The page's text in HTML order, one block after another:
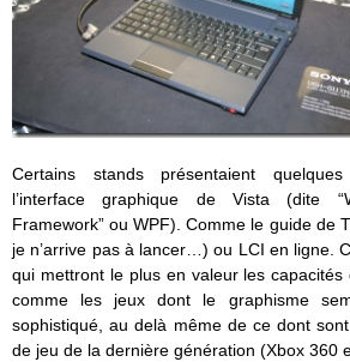
Certains stands présentaient
l’interface graphique de Vista (dite
Framework” ou WPF). Comme le guide de
je n’arrive pas à lancer…) ou LCI en ligne.
qui mettront le plus en valeur les capacités
comme les jeux dont le graphisme
sophistiqué, au delà même de ce dont
de jeu de la dernière génération (Xbox 360